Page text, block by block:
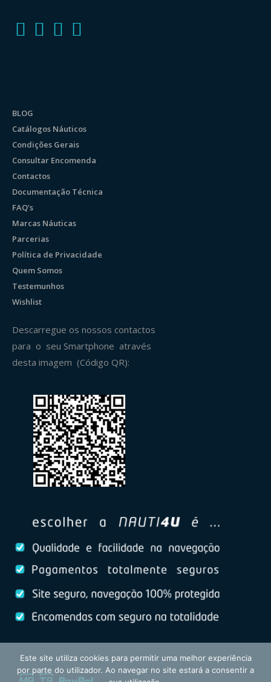
BLOG
Catálogos Náuticos
Condições Gerais
Consultar Encomenda
Contactos
Documentação Técnica
FAQ’s
Marcas Náuticas
Parcerias
Política de Privacidade
Quem Somos
Testemunhos
Wishlist
Descarregue os nossos contactos
para o seu Smartphone através
desta imagem (Código QR):
Este site utiliza cookies para permitir uma melhor experiência
por parte do utilizador. Ao navegar no site estará a consentir a